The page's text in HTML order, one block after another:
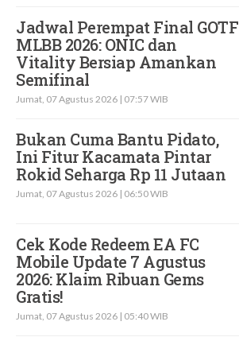
Jadwal Perempat Final GOTF
MLBB 2026: ONIC dan
Vitality Bersiap Amankan
Semifinal
Jumat, 07 Agustus 2026 | 07:57 WIB
Bukan Cuma Bantu Pidato,
Ini Fitur Kacamata Pintar
Rokid Seharga Rp 11 Jutaan
Jumat, 07 Agustus 2026 | 06:50 WIB
Cek Kode Redeem EA FC
Mobile Update 7 Agustus
2026: Klaim Ribuan Gems
Gratis!
Jumat, 07 Agustus 2026 | 05:40 WIB